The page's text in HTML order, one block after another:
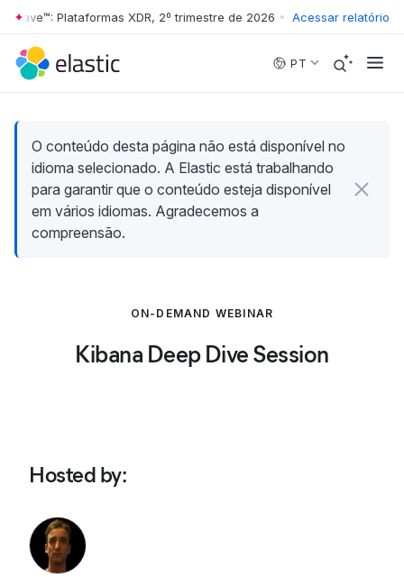
Skip to main content
Plataformas XDR, 2º trimestre de 2026 • The Forrester
Acessar relatório
PT
O conteúdo desta página não está disponível no
idioma selecionado. A Elastic está trabalhando
para garantir que o conteúdo esteja disponível
em vários idiomas. Agradecemos a
compreensão.
ON-DEMAND WEBINAR
Kibana Deep Dive Session
Hosted by: